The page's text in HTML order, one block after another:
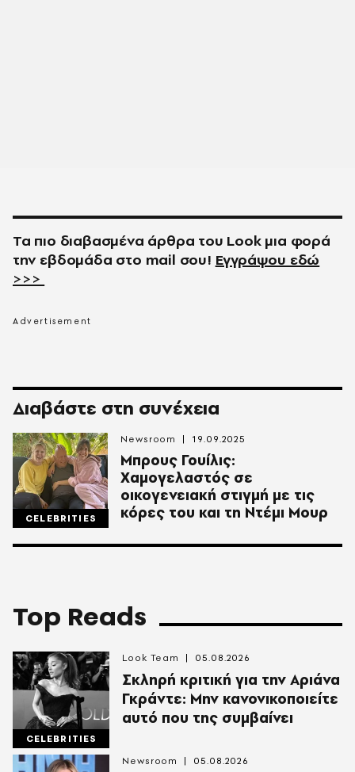
Τα πιο διαβασμένα άρθρα του Look μια φορά
την εβδομάδα στο mail σου! Εγγράψου εδώ
>>>
Διαβάστε στη συνέχεια
CELEBRITIES
Μπρους Γουίλις:
Χαμογελαστός σε
οικογενειακή στιγμή με τις
κόρες του και τη Ντέμι Μουρ
Newsroom 19.09.2025
Top Reads
CELEBRITIES
Σκληρή κριτική για την Αριάνα
Γκράντε: Μην κανονικοποιείτε
αυτό που της συμβαίνει
Look Team 05.08.2026
Newsroom 05.08.2026